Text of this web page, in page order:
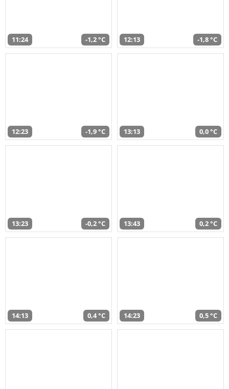
11:24 -1,2 °C 12:13 -1,8 °C
12:23 -1,9 °C 13:13 0,0 °C
13:23 -0,2 °C 13:43 0,2 °C
14:13 0,4 °C 14:23 0,5 °C